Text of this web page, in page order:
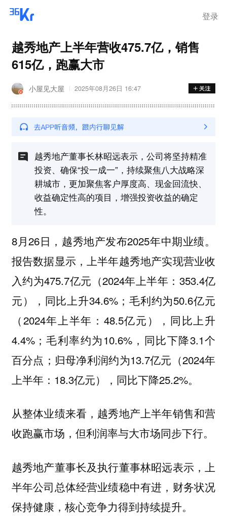
登录
越秀地产上半年营收475.7亿，销售
615亿，跑赢大市
小屋见大屋 2025年08月26日 16:47
越秀地产董事长林昭远表示，公司将坚持精准
投资、确保“投一成一”，持续聚焦八大战略深
耕城市，更加聚焦客户厚度高、现金回流快、
收益确定性高的项目，增强投资收益的确定
性。
8月26日，越秀地产发布2025年中期业绩。
报告数据显示，上半年越秀地产实现营业收
入约为475.7亿元（2024年上半年：353.4亿
元），同比上升34.6%；毛利约为50.6亿元
（2024年上半年：48.5亿元），同比上升
4.4%；毛利率约为10.6%，同比下降3.1个
百分点；归母净利润约为13.7亿元（2024年
上半年：18.3亿元），同比下降25.2%。
从整体业绩来看，越秀地产上半年销售和营
收跑赢市场，但利润率与大市场同步下行。
越秀地产董事长及执行董事林昭远表示，上
半年公司总体经营业绩稳中有进，财务状况
保持健康，核心竞争力得到持续提升。